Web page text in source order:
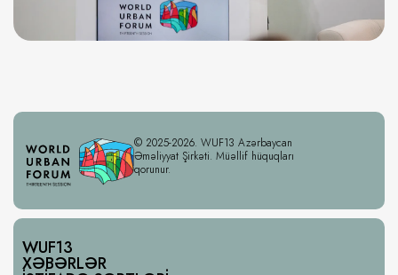
© 2025-2026. WUF13 Azərbaycan
Əməliyyat Şirkəti. Müəllif hüquqları
qorunur.
WUF13
XƏBƏRLƏR